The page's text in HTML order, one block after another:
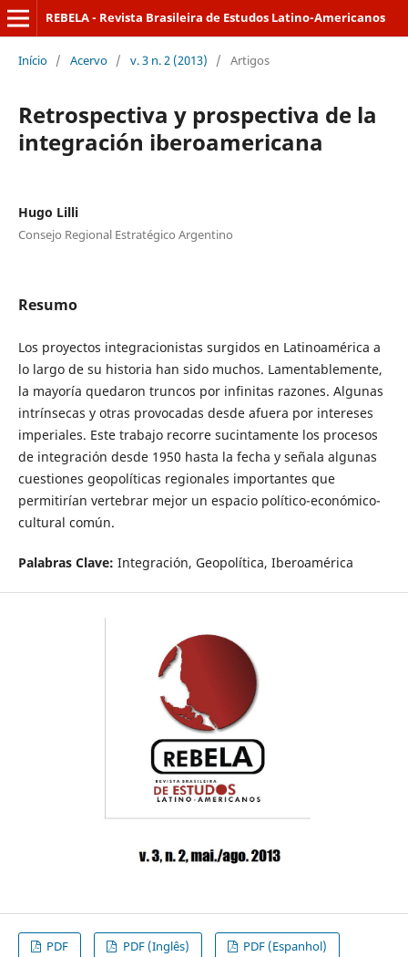
REBELA - Revista Brasileira de Estudos Latino-Americanos
Início / Acervo / v. 3 n. 2 (2013) / Artigos
Retrospectiva y prospectiva de la
integración iberoamericana
Hugo Lilli
Consejo Regional Estratégico Argentino
Resumo
Los proyectos integracionistas surgidos en Latinoamérica a
lo largo de su historia han sido muchos. Lamentablemente,
la mayoría quedaron truncos por infinitas razones. Algunas
intrínsecas y otras provocadas desde afuera por intereses
imperiales. Este trabajo recorre sucintamente los procesos
de integración desde 1950 hasta la fecha y señala algunas
cuestiones geopolíticas regionales importantes que
permitirían vertebrar mejor un espacio político-económico-
cultural común.
Palabras Clave: Integración, Geopolítica, Iberoamérica
PDF PDF (Inglês) PDF (Espanhol)